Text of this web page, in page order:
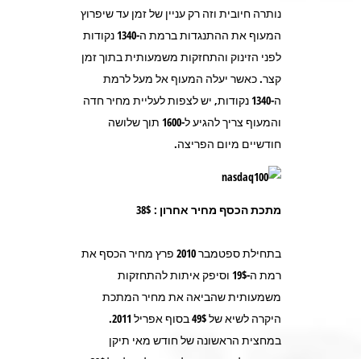
נותרה חיובית וזה רק עניין של זמן עד שיפרוץ
המעוף את ההתנגדות ברמת ה-1340 נקודות
לפני הזינוק והתחזקות משמעותית בתוך זמן
קצר. כאשר יעלה המעוף אל מעל לרמת
ה-1340 נקודות, יש לצפות לעליית מחיר חדה
והמעוף צריך להגיע ל-1600 תוך שלושה
חודשיים מיום הפריצה.
מתכת הכסף מחיר אחרון : 38$
בתחילת ספטמבר 2010 פרץ מחיר הכסף את
רמת ה-19$ וסיפק איתות להתחזקות
משמעותית שהביאה את מחיר המתכת
היקרה לשיא של 49$ בסוף אפריל 2011.
במחצית הראשונה של חודש מאי תיקן